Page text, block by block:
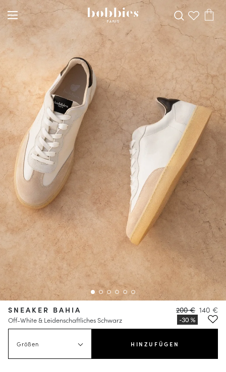
SNEAKER BAHIA
Off-White & Leidenschaftliches Schwarz
200 € 140 €
Größen HINZUFÜGEN